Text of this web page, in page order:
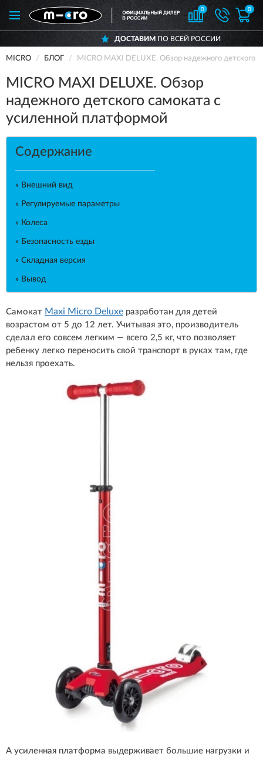
0 0
ДОСТАВИМПО ВСЕЙ РОССИИ
MICRO БЛОГ MICRO MAXI DELUXE. Обзор надежного детского
MICRO MAXI DELUXE. Обзор
надежного детского самоката с
усиленной платформой
Содержание
» Внешний вид
» Регулируемые параметры
» Колеса
» Безопасность езды
» Складная версия
» Вывод
Самокат Maxi Micro Deluxe разработан для детей
возрастом от 5 до 12 лет. Учитывая это, производитель
сделал его совсем легким — всего 2,5 кг, что позволяет
ребенку легко переносить свой транспорт в руках там, где
нельзя проехать.
А усиленная платформа выдерживает большие нагрузки и